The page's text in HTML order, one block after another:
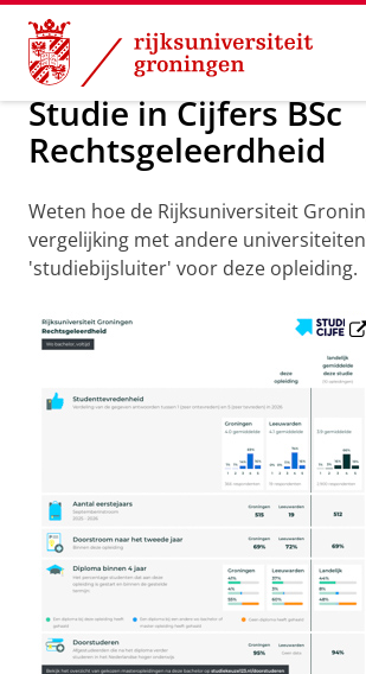
Skip
Content
Skip
Navigation
Onderwijs Bacheloropleidingen
Studie in Cijfers BSc
Rechtsgeleerdheid
Weten hoe de Rijksuniversiteit
vergelijking met andere
'studiebijsluiter' voor deze opleiding.